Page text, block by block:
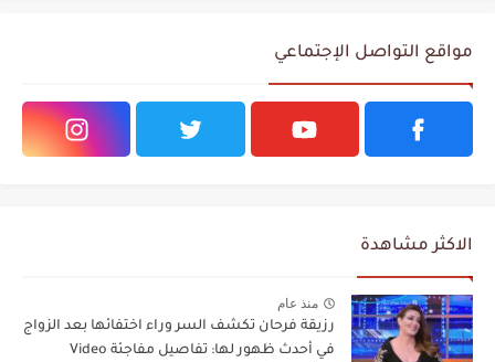
مواقع التواصل الإجتماعي
الاكثر مشاهدة
منذ عام
رزيقة فرحان تكشف السر وراء اختفائها بعد الزواج
في أحدث ظهور لها: تفاصيل مفاجئة Video